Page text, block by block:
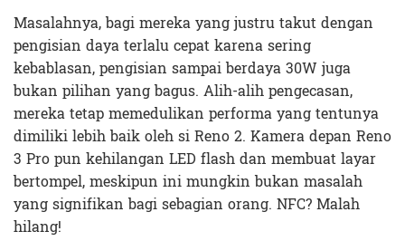
Masalahnya, bagi mereka yang justru takut dengan
pengisian daya terlalu cepat karena sering
kebablasan, pengisian sampai berdaya 30W juga
bukan pilihan yang bagus. Alih-alih pengecasan,
mereka tetap memedulikan performa yang tentunya
dimiliki lebih baik oleh si Reno 2. Kamera depan Reno
3 Pro pun kehilangan LED flash dan membuat layar
bertompel, meskipun ini mungkin bukan masalah
yang signifikan bagi sebagian orang. NFC? Malah
hilang!